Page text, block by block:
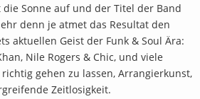
die Sonne auf und der Titel der Band
denn je atmet das Resultat den
aktuellen Geist der Funk & Soul Ära:
Nile Rogers & Chic, und viele
gehen zu lassen, Arrangierkunst,
Zeitlosigkeit.